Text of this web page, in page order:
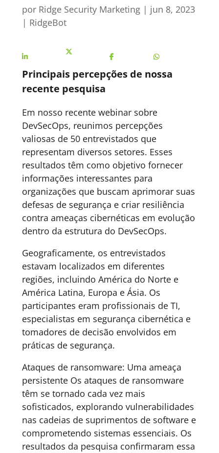
por Ridge Security Marketing| jun 8, 2023
| RidgeBot
Linkedin
Share On
Principais percepções de nossa
recente pesquisa
Em nosso recente webinar sobre
DevSecOps, reunimos percepções
valiosas de 50 entrevistados que
representam diversos setores. Esses
resultados têm como objetivo fornecer
informações interessantes para
organizações que buscam aprimorar suas
defesas de segurança e criar resiliência
contra ameaças cibernéticas em evolução
dentro da estrutura do DevSecOps.
Geograficamente, os entrevistados
estavam localizados em diferentes
regiões, incluindo América do Norte e
América Latina, Europa e Ásia. Os
participantes eram profissionais de TI,
especialistas em segurança cibernética e
tomadores de decisão envolvidos em
práticas de segurança.
Ataques de ransomware: Uma ameaça
persistente Os ataques de ransomware
têm se tornado cada vez mais
sofisticados, explorando vulnerabilidades
nas cadeias de suprimentos de software e
comprometendo sistemas essenciais. Os
resultados da pesquisa confirmaram essa